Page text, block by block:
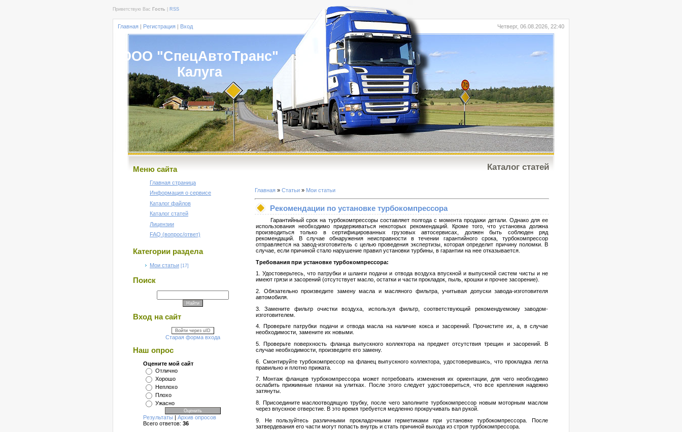
Приветствую Вас Гость RSS
Главная | Регистрация | Вход Четверг, 06.08.2026, 22:40
ООО "СпецАвтоТранс"
Калуга
Меню сайта
Главная страница
Информация о сервисе
Каталог файлов
Каталог статей
Лицензии
FAQ (вопрос/ответ)
Категории раздела
Мои статьи [17]
Поиск
Вход на сайт
Войти через uID
Старая форма входа
Наш опрос
Оцените мой сайт
Отлично
Хорошо
Неплохо
Плохо
Ужасно
Результаты | Архив опросов
Всего ответов: 36
Каталог статей
Главная » Статьи » Мои статьи
Рекомендации по установке турбокомпрессора
Гарантийный срок на турбокомпрессоры составляет полгода с момента продажи детали. Однако для ее
использования необходимо придерживаться некоторых рекомендаций. Кроме того, что установка должна
производиться только в сертифицированных грузовых автосервисах, должен быть соблюден ряд
рекомендаций. В случае обнаружения неисправности в течении гарантийного срока, турбокомпрессор
отправляется на завод-изготовитель с целью проведения экспертизы, которая определит причину поломки. В
случае, если причиной стало нарушение правил установки турбины, в гарантии на нее отказывается.
Требования при установке турбокомпрессора:
1. Удостоверьтесь, что патрубки и шланги подачи и отвода воздуха впускной и выпускной систем чисты и не
имеют грязи и засорений (отсутствует масло, остатки и части прокладок, пыль, крошки и прочее засорение).
2. Обязательно произведите замену масла и масляного фильтра, учитывая допуски завода-изготовителя
автомобиля.
3. Замените фильтр очистки воздуха, используя фильтр, соответствующий рекомендуемому заводом-
изготовителем.
4. Проверьте патрубки подачи и отвода масла на наличие кокса и засорений. Прочистите их, а, в случае
необходимости, замените их новыми.
5. Проверьте поверхность фланца выпускного коллектора на предмет отсутствия трещин и засорений. В
случае необходимости, произведите его замену.
6. Смонтируйте турбокомпрессор на фланец выпускного коллектора, удостоверившись, что прокладка легла
правильно и плотно прижата.
7. Монтаж фланцев турбокомпрессора может потребовать изменения их ориентации, для чего необходимо
ослабить прижимные планки на улитках. После этого следует удостовериться, что все крепления надежно
затянуты.
8. Присоедините маслоотводящую трубку, после чего заполните турбокомпрессор новым моторным маслом
через впускное отверстие. В это время требуется медленно прокручивать вал рукой.
9. Не пользуйтесь различными прокладочными герметиками при установке турбокомпрессора. После
затвердевания его части могут попасть внутрь и стать причиной выхода из строя турбокомпрессора.